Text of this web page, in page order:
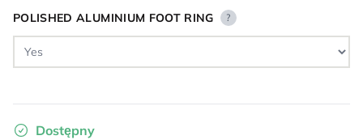
POLISHED ALUMINIUM FOOT RING ?
Dostępny